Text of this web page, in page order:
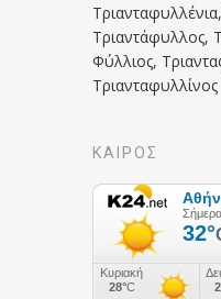
Τριαντάφυλλος,
Φύλλιος,
Τριανταφυλλίνος
ΚΑΙΡΟΣ